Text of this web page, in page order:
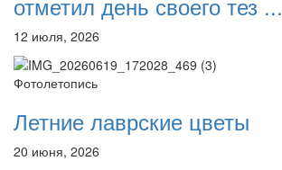
12 июля, 2026
Фотолетопись
Летние лаврские цветы
20 июня, 2026